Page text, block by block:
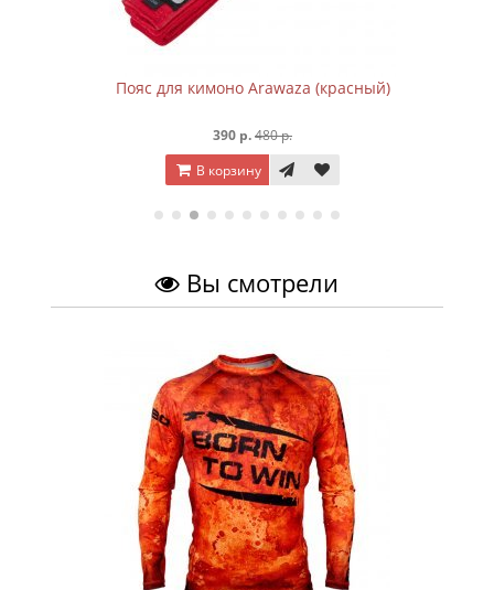
Пояс для кимоно Arawaza (красный)
390 р.480 р.
В корзину
Вы смотрели